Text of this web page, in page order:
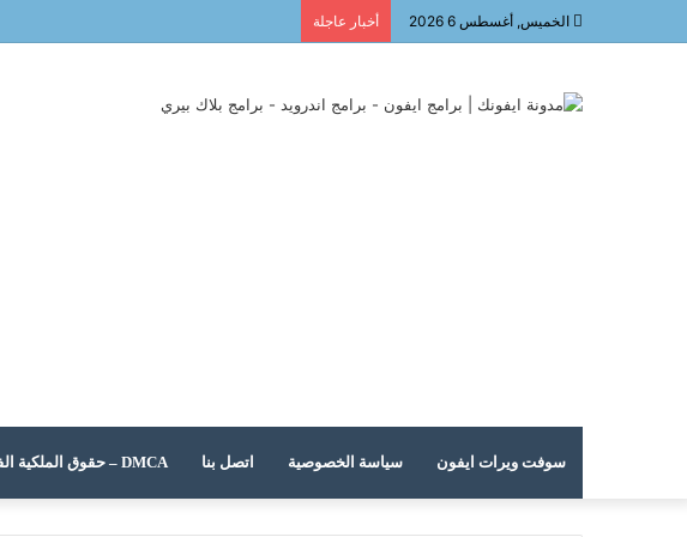
الخميس, أغسطس 6 2026 أخبار عاجلة
سوفت ويرات ايفون سياسة الخصوصية اتصل بنا DMCA – حقوق الملكية الفكرية